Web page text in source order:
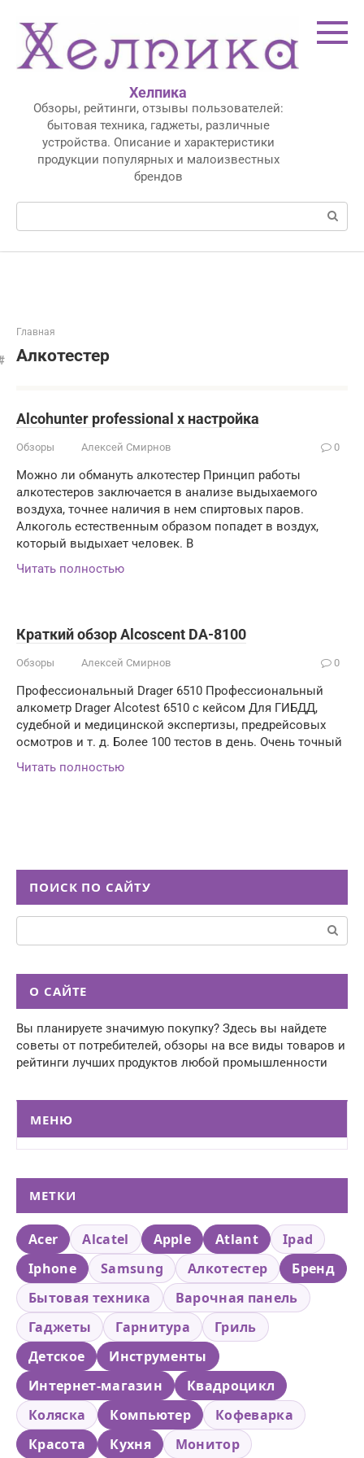
контенту
Хелпика
Обзоры, рейтинги, отзывы пользователей:
бытовая техника, гаджеты, различные
устройства. Описание и характеристики
продукции популярных и малоизвестных
брендов
Поиск:
Главная
Алкотестер
Alcohunter professional x настройка
Обзоры Алексей Смирнов 0
Можно ли обмануть алкотестер Принцип работы
алкотестеров заключается в анализе выдыхаемого
воздуха, точнее наличия в нем спиртовых паров.
Алкоголь естественным образом попадет в воздух,
который выдыхает человек. В
Читать полностью
Краткий обзор Alcoscent DA-8100
Обзоры Алексей Смирнов 0
Профессиональный Drager 6510 Профессиональный
алкометр Drager Alсotest 6510 с кейсом Для ГИБДД,
судебной и медицинской экспертизы, предрейсовых
осмотров и т. д. Более 100 тестов в день. Очень точный
Читать полностью
ПОИСК ПО САЙТУ
Поиск:
О САЙТЕ
Вы планируете значимую покупку? Здесь вы найдете
советы от потребителей, обзоры на все виды товаров и
рейтинги лучших продуктов любой промышленности
МЕНЮ
МЕТКИ
Acer Alcatel Apple Atlant
Ipad
Iphone
Samsung Алкотестер
Бренд
Бытовая техника
Варочная панель
Гаджеты
Гарнитура
Гриль
Детское
Инструменты
Интернет-магазин
Квадроцикл
Коляска
Компьютер
Кофеварка
Красота
Кухня Монитор